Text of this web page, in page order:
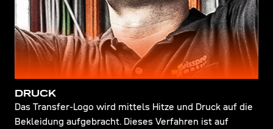
DRUCK
Das Transfer-Logo wird mittels Hitze und Druck auf die
Bekleidung aufgebracht. Dieses Verfahren ist auf